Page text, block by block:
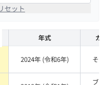
セット
年式 カラ
2024年 (令和6年) その他
ブラ